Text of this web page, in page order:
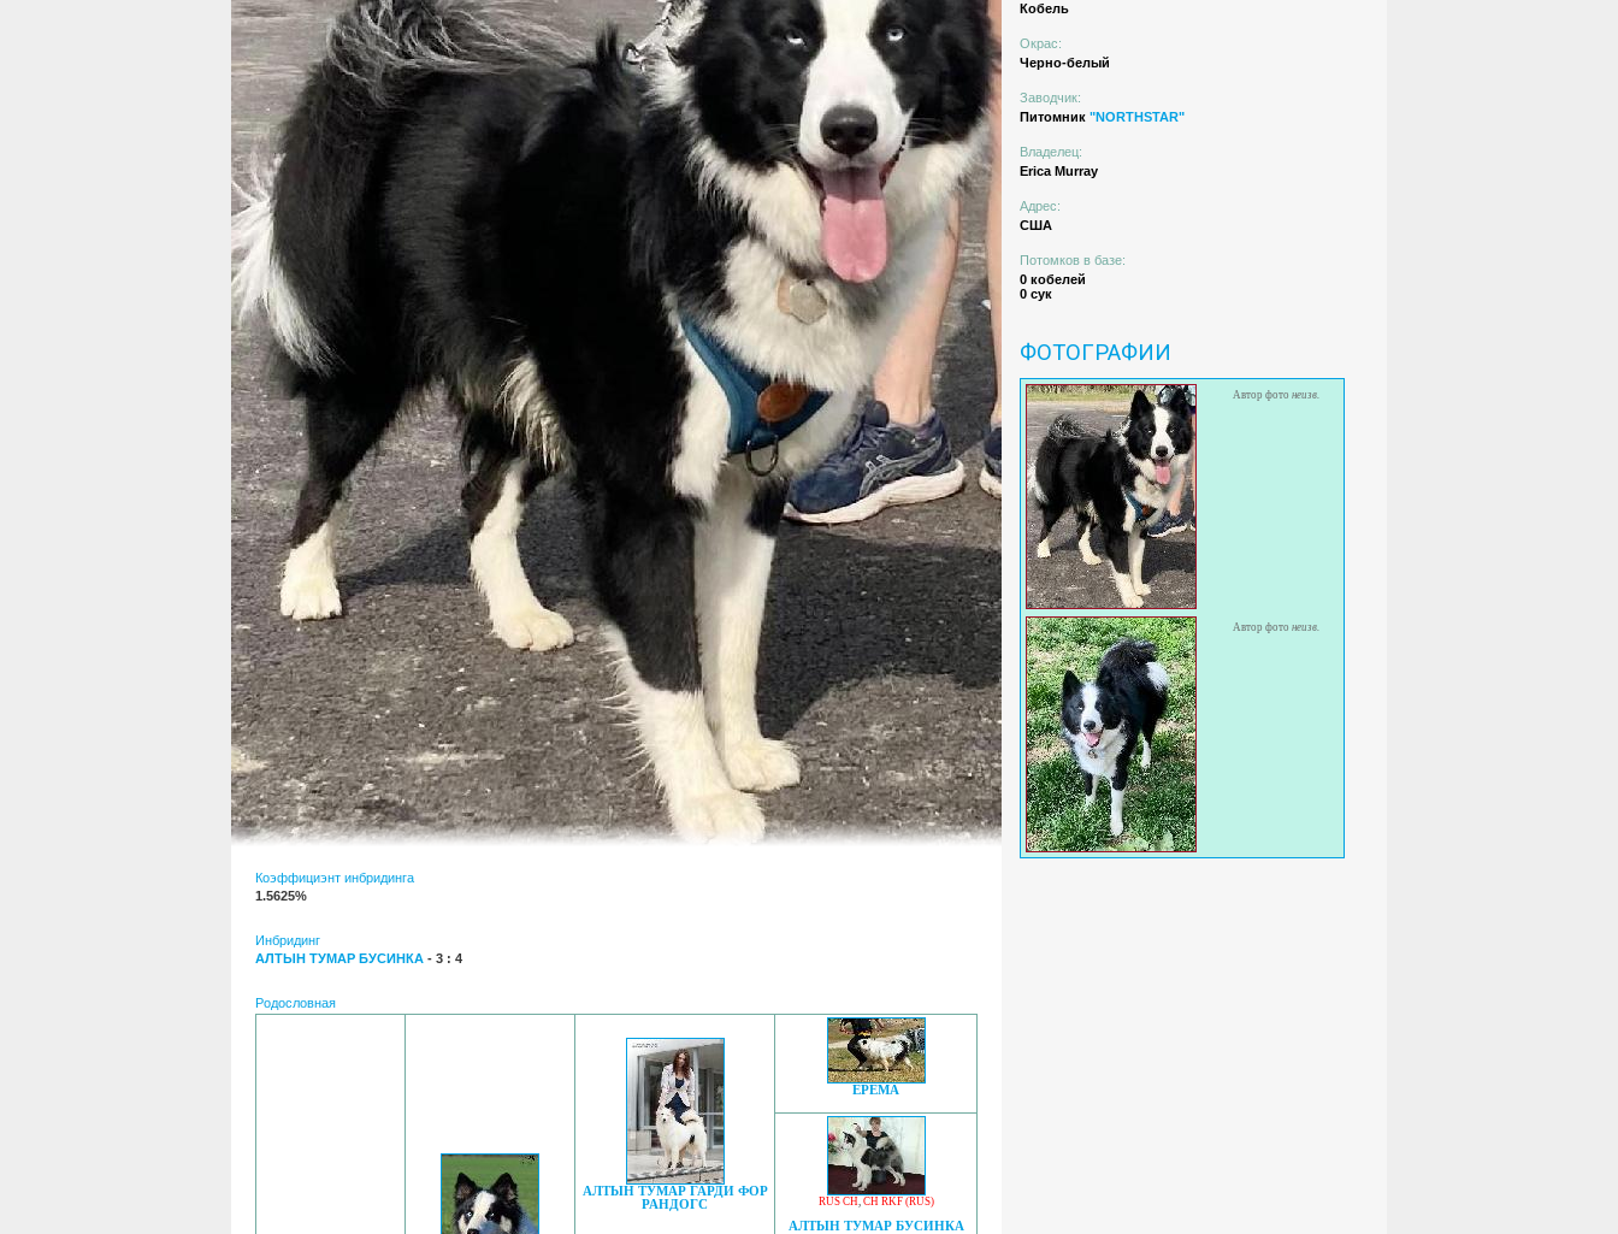
Коэффициэнт инбридинга
1.5625%
Инбридинг
АЛТЫН ТУМАР БУСИНКА - 3 : 4
Родословная
АЛТЫН ТУМАР ГАРДИ ФОР
РАНДОГС
ЕРЕМА
RUS CH, CH RKF (RUS)
АЛТЫН ТУМАР БУСИНКА
Кобель
Окрас:
Черно-белый
Заводчик:
Питомник "NORTHSTAR"
Владелец:
Erica Murray
Адрес:
США
Потомков в базе:
0 кобелей
0 сук
ФОТОГРАФИИ
Автор фото неизв.
Автор фото неизв.